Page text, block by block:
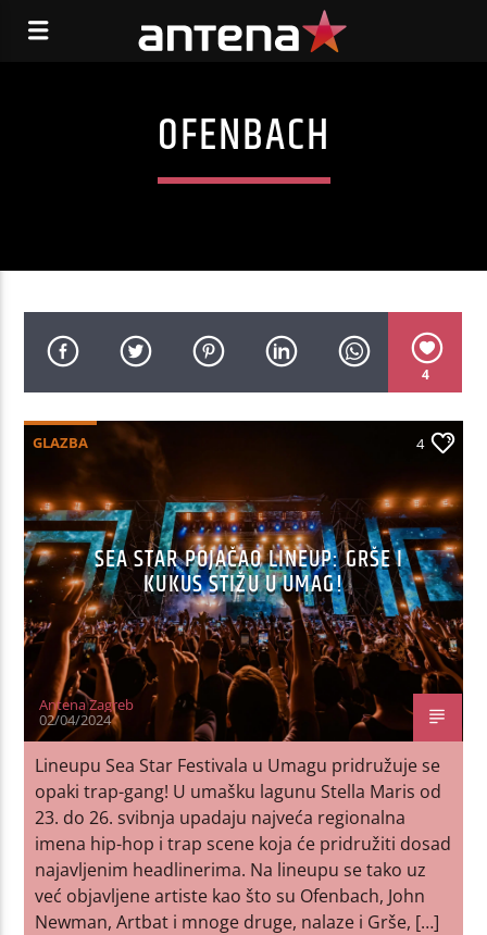
OFENBACH
4
GLAZBA 4
SEA STAR POJAČAO LINEUP: GRŠE I
KUKUS STIŽU U UMAG!
Antena Zagreb
02/04/2024
Lineupu Sea Star Festivala u Umagu pridružuje se
opaki trap-gang! U umašku lagunu Stella Maris od
23. do 26. svibnja upadaju najveća regionalna
imena hip-hop i trap scene koja će pridružiti dosad
najavljenim headlinerima. Na lineupu se tako uz
već objavljene artiste kao što su Ofenbach, John
Newman, Artbat i mnoge druge, nalaze i Grše, […]